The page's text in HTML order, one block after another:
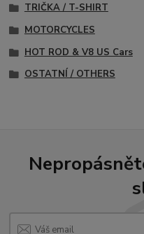
TRIČKA / T-SHIRT
MOTORCYCLES
HOT ROD & V8 US Cars
OSTATNÍ / OTHERS